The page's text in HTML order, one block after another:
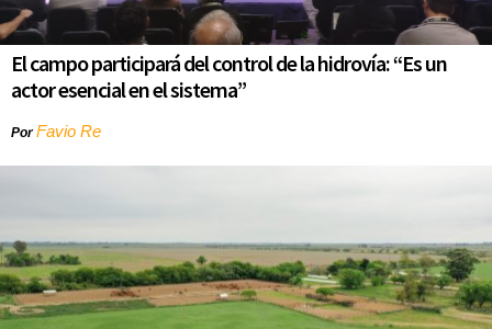
El campo participará del control de la hidrovía: “Es un
actor esencial en el sistema”
PorFavio Re